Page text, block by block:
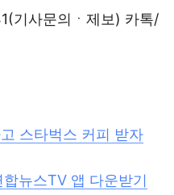
기사문의ㆍ제보) 카톡/
스타벅스 커피 받자
뉴스TV 앱 다운받기